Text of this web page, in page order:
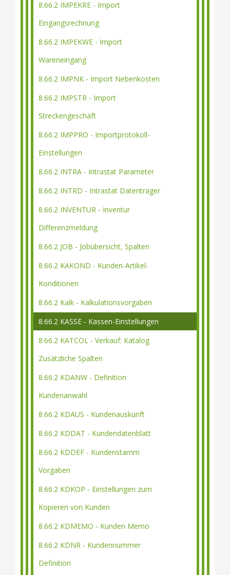
8.66.2 IMPEKRE - Import
Eingangsrechnung
8.66.2 IMPEKWE - Import
Wareneingang
8.66.2 IMPNK - Import Nebenkosten
8.66.2 IMPSTR - Import
Streckengeschäft
8.66.2 IMPPRO - Importprotokoll-
Einstellungen
8.66.2 INTRA - Intrastat Parameter
8.66.2 INTRD - Intrastat Datenträger
8.66.2 INVENTUR - Inventur
Differenzmeldung
8.66.2 JOB - Jobübersicht, Spalten
8.66.2 KAKOND - Kunden-Artikel-
Konditionen
8.66.2 Kalk - Kalkulationsvorgaben
8.66.2 KASSE - Kassen-Einstellungen
8.66.2 KATCOL - Verkauf: Katalog
Zusätzliche Spalten
8.66.2 KDANW - Definition
Kundenanwahl
8.66.2 KDAUS - Kundenauskunft
8.66.2 KDDAT - Kundendatenblatt
8.66.2 KDDEF - Kundenstamm
Vorgaben
8.66.2 KDKOP - Einstellungen zum
Kopieren von Kunden
8.66.2 KDMEMO - Kunden Memo
8.66.2 KDNR - Kundennummer
Definition